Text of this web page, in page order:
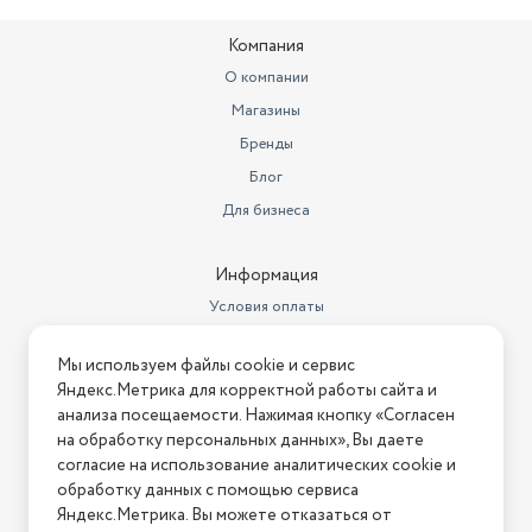
Компания
О компании
Магазины
Бренды
Блог
Для бизнеса
Информация
Условия оплаты
Условия возврата
Нашли ошибку на сайте? Напишите нам
2026 © Интернет-магазин "АстМаркет". У нас есть всё!
Мы используем файлы cookie и сервис
Яндекс.Метрика для корректной работы сайта и
анализа посещаемости. Нажимая кнопку «Согласен
на обработку персональных данных», Вы даете
согласие на использование аналитических cookie и
обработку данных с помощью сервиса
Яндекс.Метрика. Вы можете отказаться от